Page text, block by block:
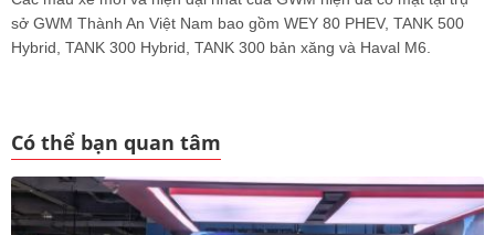
sở GWM Thành An Việt Nam bao gồm WEY 80 PHEV, TANK 500
Hybrid, TANK 300 Hybrid, TANK 300 bản xăng và Haval M6.
Có thể bạn quan tâm